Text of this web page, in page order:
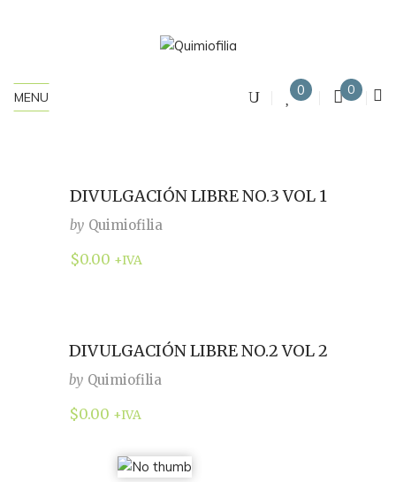
MENU 0 0
DIVULGACIÓN LIBRE NO.3 VOL 1
by Quimiofilia
$0.00 +IVA
DIVULGACIÓN LIBRE NO.2 VOL 2
by Quimiofilia
$0.00 +IVA